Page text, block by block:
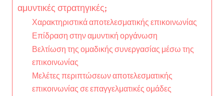
αμυντικές στρατηγικές;
Χαρακτηριστικά αποτελεσματικής επικοινωνίας
Επίδραση στην αμυντική οργάνωση
Βελτίωση της ομαδικής συνεργασίας μέσω της
επικοινωνίας
Μελέτες περιπτώσεων αποτελεσματικής
επικοινωνίας σε επαγγελματικές ομάδες